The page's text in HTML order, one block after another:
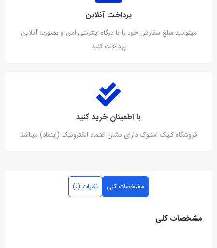
پرداخت آنلاین
میتوانید مبلغ سفارش خود را با درگاه اینترنتی امن و بصورت آنلاین
پرداخت کنید
با اطمینان خرید کنید
فروشگاه کلیک استوک دارای نشان اعتماد الکترونیک (اینماد) میباشد
مشخصات کلی نظرات (0)
مشخصات کلی